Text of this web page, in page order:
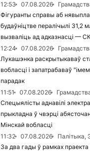
12:53
07.08.2026
Фігуранты справы аб
будаўніцтве пералічылі 31,2
вызваліць ад адказнасці —
12:24
07.08.2026
Лукашэнка раскрытыкаваў
вобласці і запатрабаваў
парадак
11:51
07.08.2026
Спецыялісты аднавілі
прыкладна ў чвэрці
Мінскай вобласці
11:32
07.08.2026
Палітыка,
За два гады ў рамках